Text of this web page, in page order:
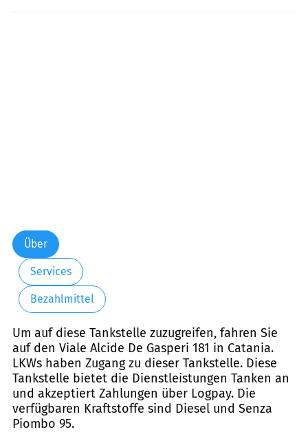
Über
Services
Bezahlmittel
Um auf diese Tankstelle zuzugreifen, fahren Sie
auf den Viale Alcide De Gasperi 181 in Catania.
LKWs haben Zugang zu dieser Tankstelle. Diese
Tankstelle bietet die Dienstleistungen Tanken an
und akzeptiert Zahlungen über Logpay. Die
verfügbaren Kraftstoffe sind Diesel und Senza
Piombo 95.